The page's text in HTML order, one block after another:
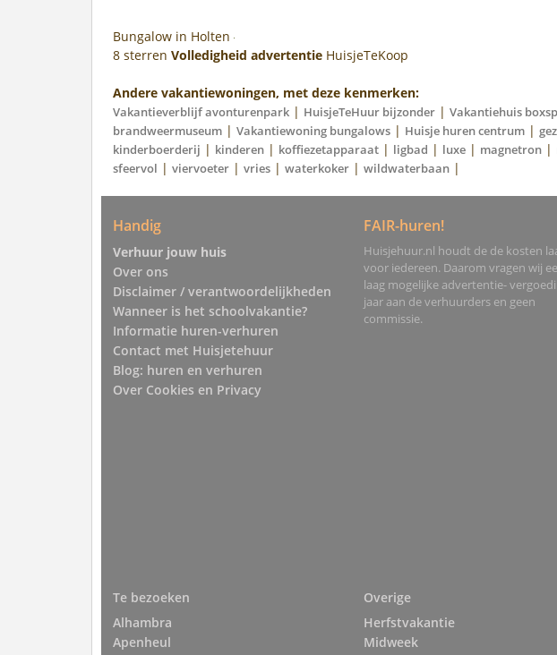
Bungalow in Holten
8 sterren Volledigheid advertentie HuisjeTeKoop
Andere vakantiewoningen, met deze kenmerken:
Vakantieverblijf avonturenpark | HuisjeTeHuur bijzonder | Vakantiehuis
brandweermuseum | Vakantiewoning bungalows | Huisje huren centrum |
kinderboerderij | kinderen | koffiezetapparaat | ligbad | luxe | magnetron |
sfeervol | viervoeter | vries | waterkoker | wildwaterbaan |
Handig
Verhuur jouw huis
Over ons
Disclaimer / verantwoordelijkheden
Wanneer is het schoolvakantie?
Informatie huren-verhuren
Contact met Huisjetehuur
Blog: huren en verhuren
Over Cookies en Privacy
FAIR-huren!
Huisjehuur.nl houdt de de kosten
voor iedereen. Daarom vragen wij
laag mogelijke advertentie-
jaar aan de verhuurders en geen
commissie.
Te bezoeken
Alhambra
Apenheul
Overige
Herfstvakantie
Midweek